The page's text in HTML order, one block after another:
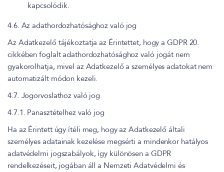
kapcsolódik.
4.6. Az adathordozhatósághoz való jog
Az Adatkezelő tájékoztatja az Érintettet, hogy a GDPR 20.
cikkében foglalt adathordozhatósághoz való jogát nem
gyakorolhatja, mivel az Adatkezelő a személyes adatokat nem
automatizált módon kezeli.
4.7. Jogorvoslathoz való jog
4.7.1. Panasztételhez való jog
Ha az Érintett úgy ítéli meg, hogy az Adatkezelő általi
személyes adatainak kezelése megsérti a mindenkor hatályos
adatvédelmi jogszabályok, így különösen a GDPR
rendelkezéseit, jogában áll a Nemzeti Adatvédelmi és